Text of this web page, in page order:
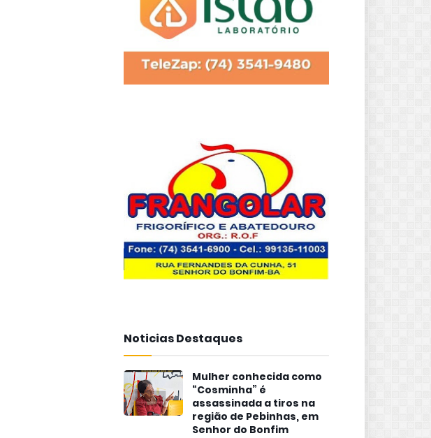
Noticias Destaques
Mulher conhecida como
“Cosminha” é
assassinada a tiros na
região de Pebinhas, em
Senhor do Bonfim